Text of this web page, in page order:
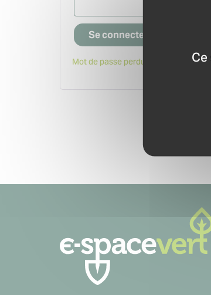
Se connecter
Mot de passe perdu ?